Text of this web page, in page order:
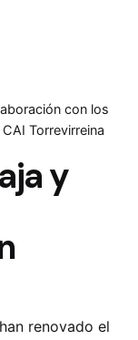
con los
Torrevirreina
y
han renovado el